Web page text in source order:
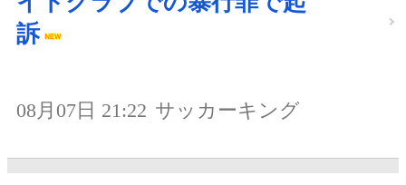
訴
08月07日 21:22 サッカーキング